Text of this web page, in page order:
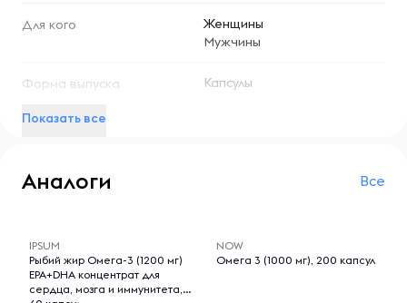
паразитарных инфекций. Рекомендуется использовать в
сочетании с правильным питанием и здоровым образом
Условия хранения:
упаковки плотно закрывать, чтобы сохранить свежесть
и эффективность продукта.
Для кого
Женщины
Мужчины
Форма выпуска Капсулы
Показать все
Аналоги Все
IPSUM
Рыбий жир Омега-3 (1200 мг)
EPA+DHA концентрат для
сердца, мозга и иммунитета,
NOW
Омега 3 (1000 мг), 200 капсул